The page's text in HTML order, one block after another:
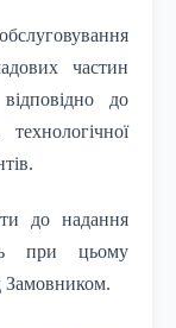
частин
до
до надання
при цьому
Замовником.